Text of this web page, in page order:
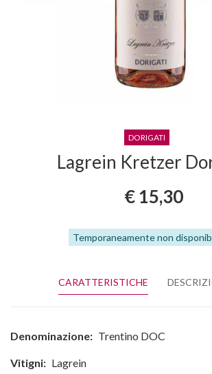
DORIGATI
Lagrein Kretzer
€ 15,30
Temporaneamente non
CARATTERISTICHE
Denominazione: Trentino DOC
Vitigni: Lagrein